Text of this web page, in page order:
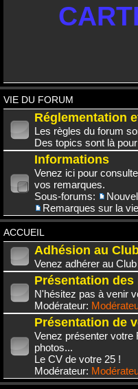
VIE DU FORUM
Réglementation
Les règles du forum
Des topics sont là
Informations
Venez ici pour
vos remarques.
Sous-forums:
Remarques sur la
ACCUEIL
Adhésion au
Venez adhérer au
Présentation des
N'hésitez pas à venir
Modérateur:
Présentation de
Venez présenter votre
photos...
Le CV de votre 25 !
Modérateur: